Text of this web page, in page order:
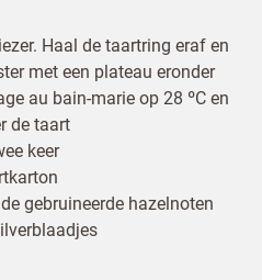
Haal de taartring eraf en
met een plateau eronder
au bain-marie op 28 ºC en
de taart
keer
gebruineerde hazelnoten